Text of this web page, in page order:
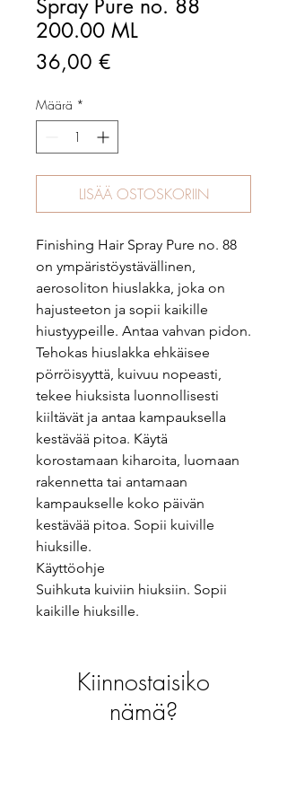
Spray Pure no. 88
200.00 ML
36,00 €
Määrä *
LISÄÄ OSTOSKORIIN
Finishing Hair Spray Pure no. 88
on ympäristöystävällinen,
aerosoliton hiuslakka, joka on
hajusteeton ja sopii kaikille
hiustyypeille. Antaa vahvan pidon.
Tehokas hiuslakka ehkäisee
pörröisyyttä, kuivuu nopeasti,
tekee hiuksista luonnollisesti
kiiltävät ja antaa kampauksella
kestävää pitoa. Käytä
korostamaan kiharoita, luomaan
rakennetta tai antamaan
kampaukselle koko päivän
kestävää pitoa. Sopii kuiville
hiuksille.
Käyttöohje
Suihkuta kuiviin hiuksiin. Sopii
kaikille hiuksille.
Kiinnostaisiko
nämä?